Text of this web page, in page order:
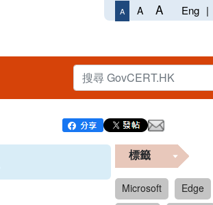
A A A Eng |
標籤
Microsoft
Edge